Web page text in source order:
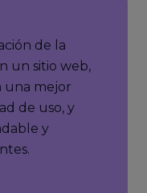
de la
un sitio web,
una mejor
de uso, y
y